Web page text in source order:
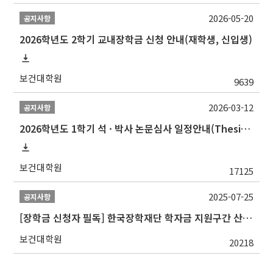
공지사항
2026학년도 2학기 교내장학금 신청 안내(재학생, 신입생)
보건대학원 9639
2026-05-20
공지사항
2026학년도 1학기 석 · 박사 논문심사 일정안내(Thesis Defense Schedules)
보건대학원 17125
2026-03-12
공지사항
[장학금 신청자 필독] 한국장학재단 학자금 지원구간 산정 권고
보건대학원 20218
2025-07-25